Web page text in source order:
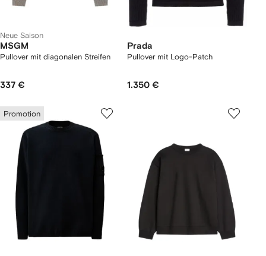
Neue Saison
MSGM
Pullover mit diagonalen Streifen
337 €
Prada
Pullover mit Logo-Patch
1.350 €
Promotion